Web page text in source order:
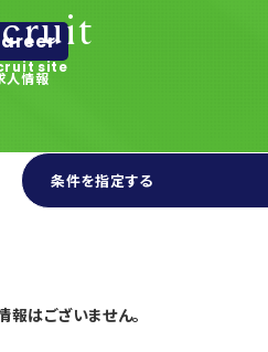
site
人情報
条件を指定する
はございません。